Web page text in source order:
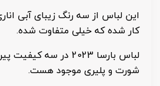
این لباس از سه رنگ زیبای آبی
کار شده که خیلی متفاوت شده.
لباس بارسا 2023 در سه
شورت و پلیری موجود هست.